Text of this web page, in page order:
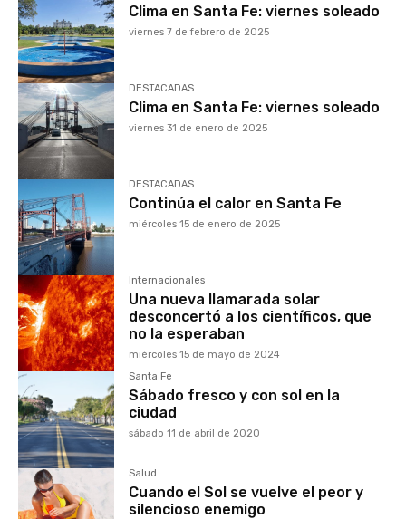
Clima en Santa Fe: viernes soleado
viernes 7 de febrero de 2025
DESTACADAS
Clima en Santa Fe: viernes soleado
viernes 31 de enero de 2025
DESTACADAS
Continúa el calor en Santa Fe
miércoles 15 de enero de 2025
Internacionales
Una nueva llamarada solar
desconcertó a los científicos, que
no la esperaban
miércoles 15 de mayo de 2024
Santa Fe
Sábado fresco y con sol en la
ciudad
sábado 11 de abril de 2020
Salud
Cuando el Sol se vuelve el peor y
silencioso enemigo